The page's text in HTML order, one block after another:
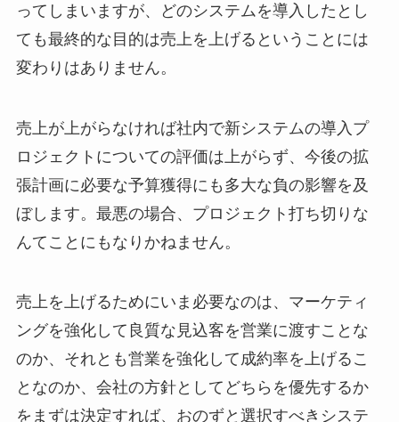
ってしまいますが、どのシステムを導入したとし
ても最終的な目的は売上を上げるということには
変わりはありません。
売上が上がらなければ社内で新システムの導入プ
ロジェクトについての評価は上がらず、今後の拡
張計画に必要な予算獲得にも多大な負の影響を及
ぼします。最悪の場合、プロジェクト打ち切りな
んてことにもなりかねません。
売上を上げるためにいま必要なのは、マーケティ
ングを強化して良質な見込客を営業に渡すことな
のか、それとも営業を強化して成約率を上げるこ
となのか、会社の方針としてどちらを優先するか
をまずは決定すれば、おのずと選択すべきシステ